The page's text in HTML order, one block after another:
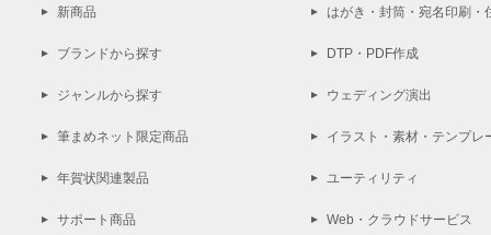
新商品
ブランドから探す
ジャンルから探す
筆まめネット限定商品
年賀状関連製品
サポート商品
はがき・封筒・宛名印刷・
DTP・PDF作成
ウェディング演出
イラスト・素材・テンプレ
ユーティリティ
Web・クラウドサービス